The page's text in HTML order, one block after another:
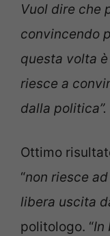
Vuol dire che
convincendo
questa volta
riesce a
dalla politica”.
Ottimo
“non riesce
libera uscita
politologo. “In